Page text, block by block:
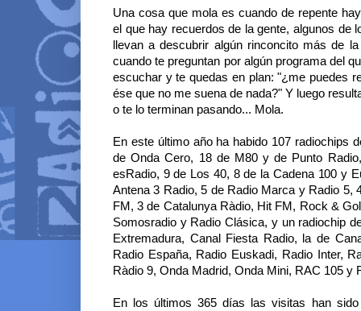
Una cosa que mola es cuando de repente
el que hay recuerdos de la gente, algunos de
llevan a descubrir algún rinconcito más de
cuando te preguntan por algún programa del
escuchar y te quedas en plan: "¿me puedes
ése que no me suena de nada?" Y luego
o te lo terminan pasando... Mola.
En este último año ha habido 107 radiochips
de Onda Cero, 18 de M80 y de Punto
esRadio, 9 de Los 40, 8 de la Cadena 100 y
Antena 3 Radio, 5 de Radio Marca y Radio 5,
FM, 3 de Catalunya Ràdio, Hit FM, Rock &
Somosradio y Radio Clásica, y un radiochip
Extremadura, Canal Fiesta Radio, la de
Radio España, Radio Euskadi, Radio Inter,
Ràdio 9, Onda Madrid, Onda Mini, RAC 105 y
En los últimos 365 días las visitas han